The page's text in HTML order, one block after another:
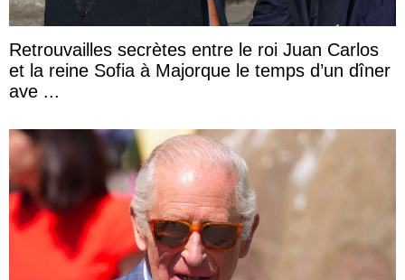
Retrouvailles secrètes entre le roi Juan Carlos
et la reine Sofia à Majorque le temps d’un dîner
ave ...